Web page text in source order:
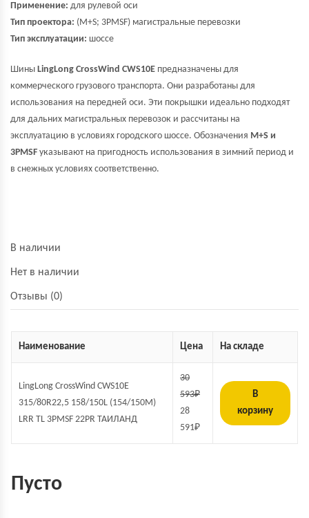
Применение: для рулевой оси
Тип проектора: (M+S; 3PMSF) магистральные перевозки
Тип эксплуатации: шоссе
Шины LingLong CrossWind CWS10E предназначены для
коммерческого грузового транспорта. Они разработаны для
использования на передней оси. Эти покрышки идеально подходят
для дальних магистральных перевозок и рассчитаны на
эксплуатацию в условиях городского шоссе. Обозначения M+S и
3PMSF указывают на пригодность использования в зимний период и
в снежных условиях соответственно.
В наличии
Нет в наличии
Отзывы (0)
Наименование Цена На складе
LingLong CrossWind CWS10E
315/80R22,5 158/150L (154/150M)
LRR TL 3PMSF 22PR ТАИЛАНД
30
593₽
28
591₽
В
корзину
Пусто